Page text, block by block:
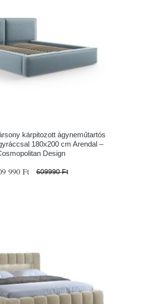
kárpitozott ágyneműtartós
180x200 cm Arendal –
Design
990 Ft 609990 Ft